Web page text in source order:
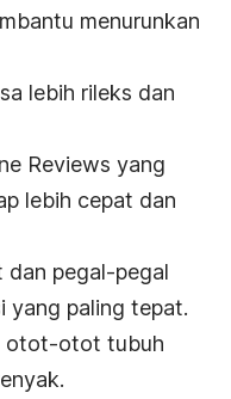
menurunkan
lebih rileks dan
Reviews yang
lebih cepat dan
dan pegal-pegal
yang paling tepat.
otot-otot tubuh